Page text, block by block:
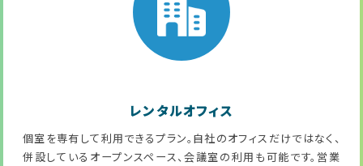
レンタルオフィス
個室を専有して利用できるプラン。自社のオフィスだけではなく、
併設しているオープンスペース、会議室の利用も可能です。営業